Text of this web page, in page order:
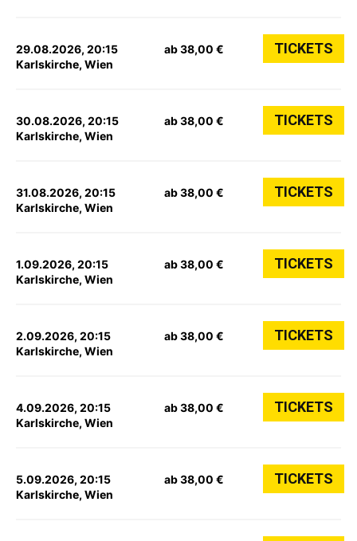
29.08.2026, 20:15
Karlskirche, Wien
ab 38,00 € TICKETS
30.08.2026, 20:15
Karlskirche, Wien
ab 38,00 € TICKETS
31.08.2026, 20:15
Karlskirche, Wien
ab 38,00 € TICKETS
1.09.2026, 20:15
Karlskirche, Wien
ab 38,00 € TICKETS
2.09.2026, 20:15
Karlskirche, Wien
ab 38,00 € TICKETS
4.09.2026, 20:15
Karlskirche, Wien
ab 38,00 € TICKETS
5.09.2026, 20:15
Karlskirche, Wien
ab 38,00 € TICKETS